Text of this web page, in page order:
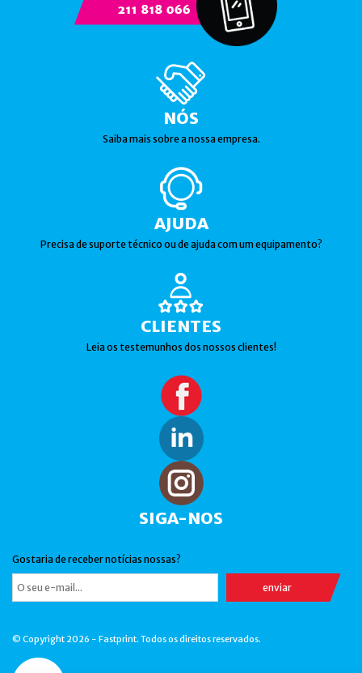
NÓS
Saiba mais sobre a nossa empresa.
AJUDA
Precisa de suporte técnico ou de ajuda com um equipamento?
CLIENTES
Leia os testemunhos dos nossos clientes!
SIGA-NOS
Gostaria de receber notícias nossas?
© Copyright 2026 - Fastprint. Todos os direitos reservados.